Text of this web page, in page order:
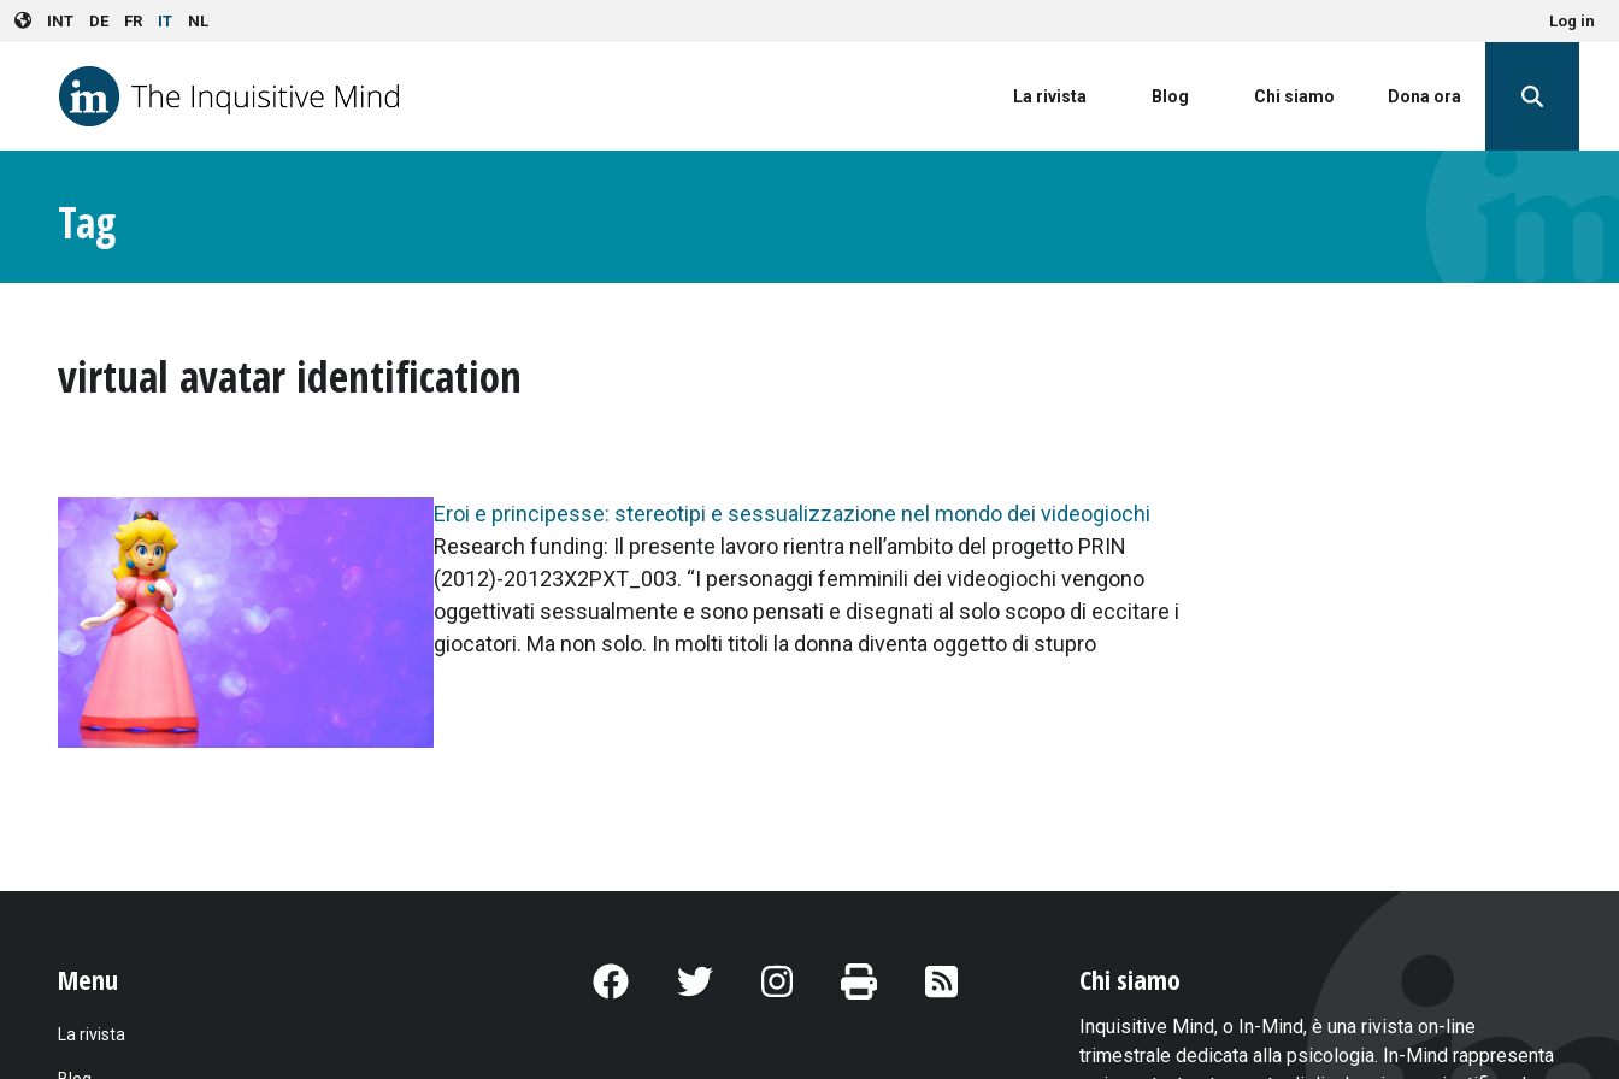
Skip to main content
INT DE FR IT NL Log in
La rivista Blog Chi siamo Dona ora
Tag
virtual avatar identification
Eroi e principesse: stereotipi e sessualizzazione nel mondo dei videogiochi
Research funding: Il presente lavoro rientra nell’ambito del progetto PRIN
(2012)-20123X2PXT_003. “I personaggi femminili dei videogiochi vengono
oggettivati sessualmente e sono pensati e disegnati al solo scopo di eccitare i
giocatori. Ma non solo. In molti titoli la donna diventa oggetto di stupro
Menu
La rivista
Chi siamo
Inquisitive Mind, o In-Mind, è una rivista on-line
trimestrale dedicata alla psicologia. In-Mind rappresenta